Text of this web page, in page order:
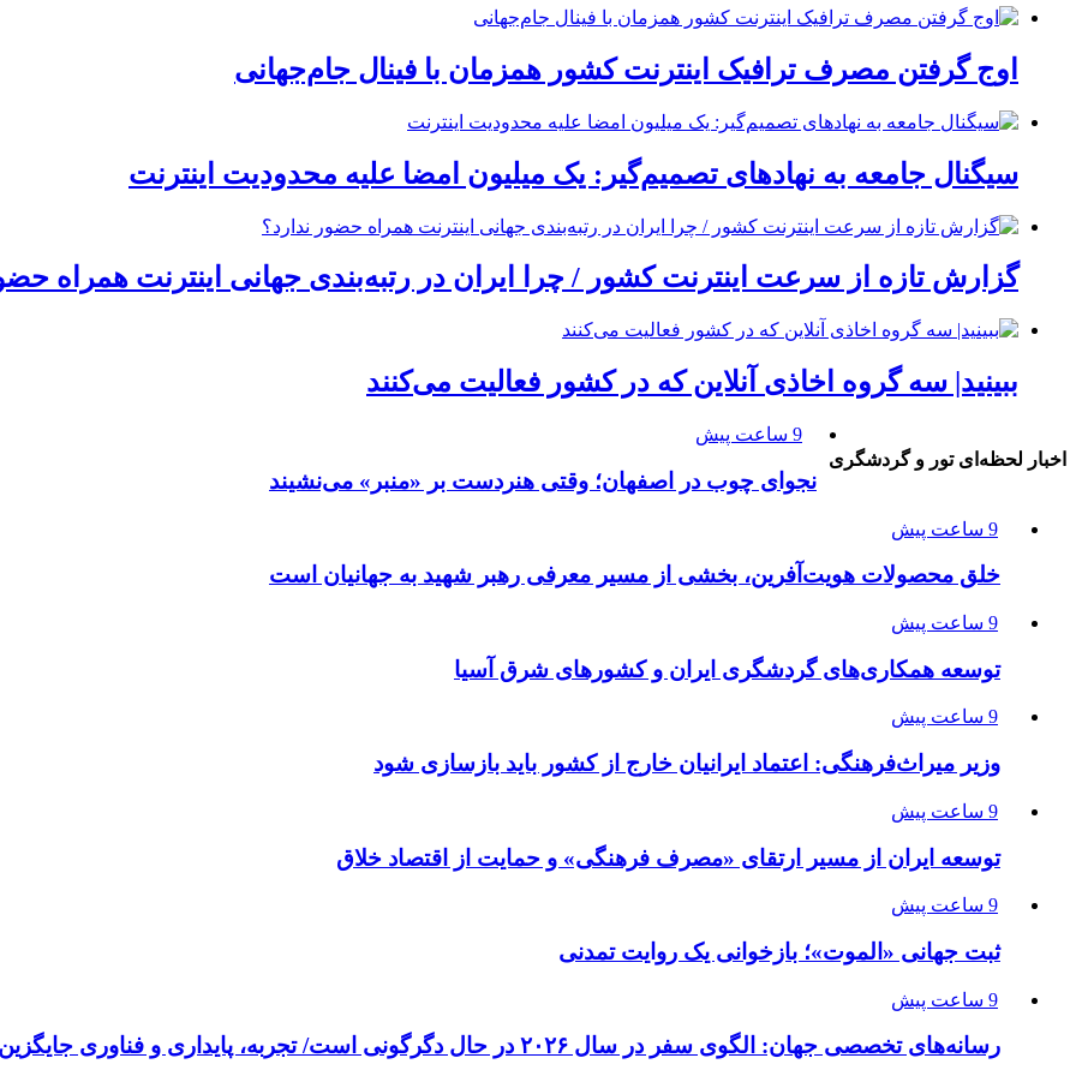
اوج گرفتن مصرف ترافیک اینترنت کشور همزمان با فینال جام‌جهانی
سیگنال جامعه به نهادهای تصمیم‌گیر: یک میلیون امضا علیه محدودیت اینترنت
گزارش تازه از سرعت اینترنت کشور / چرا ایران در رتبه‌بندی جهانی اینترنت همراه
ببینید| سه گروه اخاذی آنلاین که در کشور فعالیت می‌کنند
اخبار لحظه‌ای تور و گردشگری
9 ساعت پیش
نجوای چوب در اصفهان؛ وقتی هنردست بر «منبر» می‌نشیند
9 ساعت پیش
خلق محصولات هویت‌آفرین، بخشی از مسیر معرفی رهبر شهید به جهانیان است
9 ساعت پیش
توسعه همکاری‌های گردشگری ایران و کشورهای شرق آسیا
9 ساعت پیش
وزیر میراث‌فرهنگی: اعتماد ایرانیان خارج از کشور باید بازسازی شود
9 ساعت پیش
توسعه ایران از مسیر ارتقای «مصرف فرهنگی» و حمایت از اقتصاد خلاق
9 ساعت پیش
ثبت جهانی «الموت»؛ بازخوانی یک روایت تمدنی
9 ساعت پیش
رسانه‌های تخصصی جهان: الگوی سفر در سال ۲۰۲۶ در حال دگرگونی است/ تجربه، پایداری و فناوری جایگزین سفرهای سنتی می‌شوند